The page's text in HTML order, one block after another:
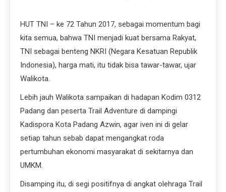
HUT TNI – ke 72 Tahun 2017, sebagai momentum bagi
kita semua, bahwa TNI menjadi kuat bersama Rakyat,
TNI sebagai benteng NKRI (Negara Kesatuan Republik
Indonesia), harga mati, itu tidak bisa tawar-tawar, ujar
Walikota.
Lebih jauh Walikota sampaikan di hadapan Kodim 0312
Padang dan peserta Trail Adventure di dampingi
Kadispora Kota Padang Azwin, agar iven ini di gelar
setiap tahun sebab dapat mengangkat roda
pertumbuhan ekonomi masyarakat di sekitarnya dan
UMKM.
Disamping itu, di segi positifnya di angkat olehraga Trail